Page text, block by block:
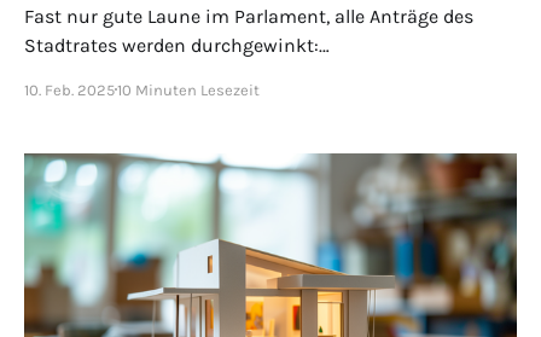
Fast nur gute Laune im Parlament, alle Anträge des
Stadtrates werden durchgewinkt:
Verwaltungsumstrukturierung und
unzufrieden. Aber für einmal nicht wegen des
Durchwinkens.
10. Feb. 2025 10 Minuten Lesezeit